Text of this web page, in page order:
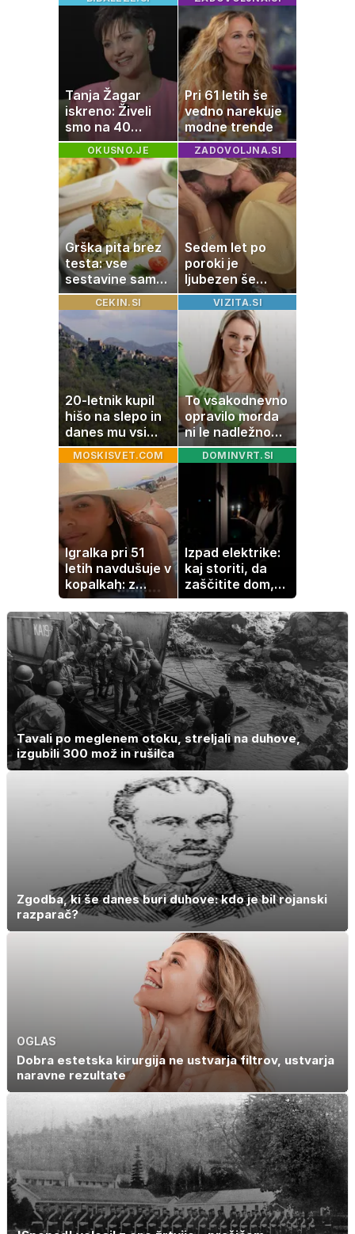
Tanja Žagar
iskreno: Živeli
smo na 40
kvadratih, a
imela sem vse,
kar otrok
potrebuje
Pri 61 letih še
vedno narekuje
modne trende
OKUSNO.JE
Grška pita brez
testa: vse
sestavine samo
zmešate in
pečica opravi
ostalo
ZADOVOLJNA.SI
Sedem let po
poroki je
ljubezen še
vedno enako
močna
CEKIN.SI
20-letnik kupil
hišo na slepo in
danes mu vsi
zavidajo
VIZITA.SI
To vsakodnevno
opravilo morda
ni le nadležno
delo, pomaga
lahko tudi
vašemu srcu
MOSKISVET.COM
Igralka pri 51
letih navdušuje v
kopalkah: z
možem uživa v
romantičnem
poletju
DOMINVRT.SI
Izpad elektrike:
kaj storiti, da
zaščitite dom,
hrano in
elektronske
naprave
Tavali po meglenem otoku, streljali na duhove,
izgubili 300 mož in rušilca
Zgodba, ki še danes buri duhove: kdo je bil rojanski
razparač?
OGLAS
Dobra estetska kirurgija ne ustvarja filtrov, ustvarja
naravne rezultate